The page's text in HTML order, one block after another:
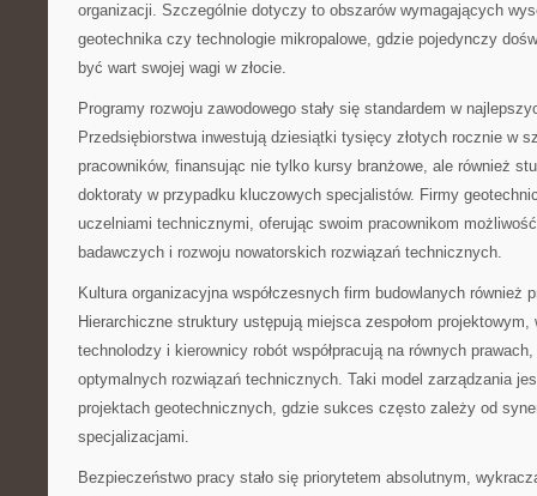
organizacji. Szczególnie dotyczy to obszarów wymagających
geotechnika czy technologie mikropalowe, gdzie pojedynczy
być wart swojej wagi w złocie.
Programy rozwoju zawodowego stały się standardem w
Przedsiębiorstwa inwestują dziesiątki tysięcy złotych rocznie w
pracowników, finansując nie tylko kursy branżowe, ale również
doktoraty w przypadku kluczowych specjalistów. Firmy
uczelniami technicznymi, oferując swoim pracownikom
badawczych i rozwoju nowatorskich rozwiązań technicznych.
Kultura organizacyjna współczesnych firm budowlanych również
Hierarchiczne struktury ustępują miejsca zespołom
technolodzy i kierownicy robót współpracują na równych
optymalnych rozwiązań technicznych. Taki model zarządzania
projektach geotechnicznych, gdzie sukces często zależy od
specjalizacjami.
Bezpieczeństwo pracy stało się priorytetem absolutnym,